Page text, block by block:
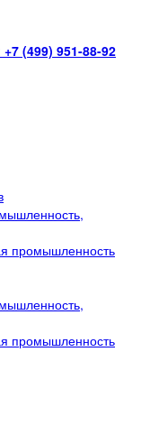
+7 (499) 951-88-92
промышленность
промышленность